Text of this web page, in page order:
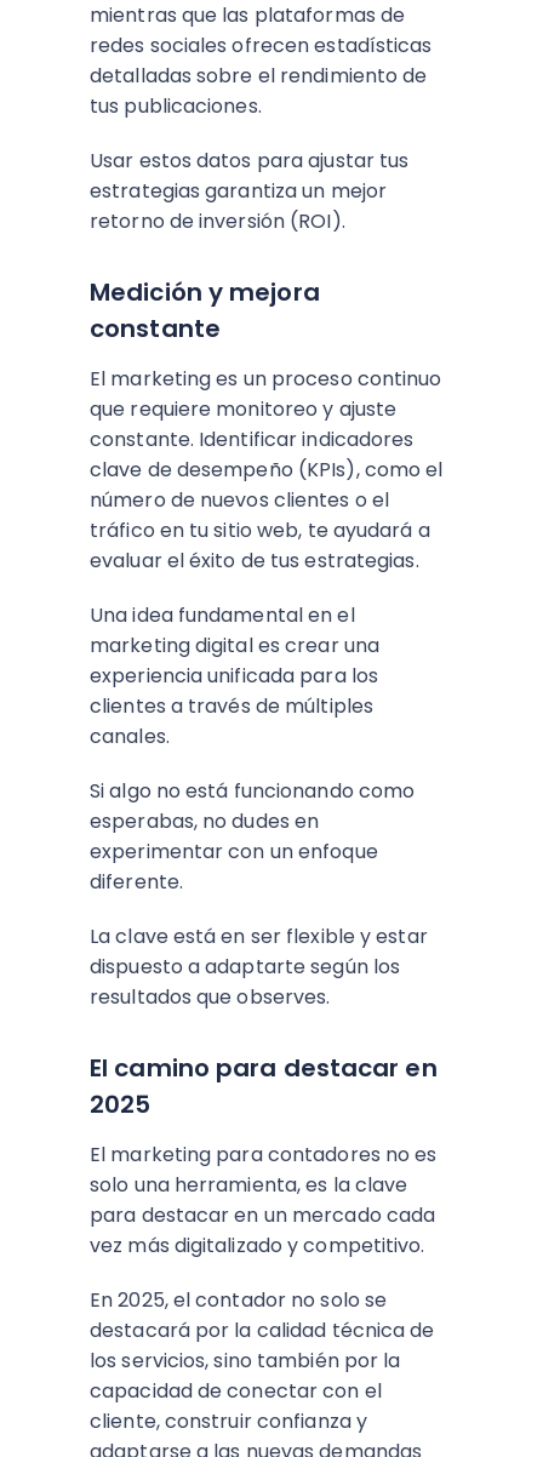
mientras que las plataformas de
redes sociales ofrecen estadísticas
detalladas sobre el rendimiento de
tus publicaciones.
Usar estos datos para ajustar tus
estrategias garantiza un mejor
retorno de inversión (ROI).
Medición y mejora
constante
El marketing es un proceso continuo
que requiere monitoreo y ajuste
constante. Identificar indicadores
clave de desempeño (KPIs), como el
número de nuevos clientes o el
tráfico en tu sitio web, te ayudará a
evaluar el éxito de tus estrategias.
Una idea fundamental en el
marketing digital es crear una
experiencia unificada para los
clientes a través de múltiples
canales.
Si algo no está funcionando como
esperabas, no dudes en
experimentar con un enfoque
diferente.
La clave está en ser flexible y estar
dispuesto a adaptarte según los
resultados que observes.
El camino para destacar en
2025
El marketing para contadores no es
solo una herramienta, es la clave
para destacar en un mercado cada
vez más digitalizado y competitivo.
En 2025, el contador no solo se
destacará por la calidad técnica de
los servicios, sino también por la
capacidad de conectar con el
cliente, construir confianza y